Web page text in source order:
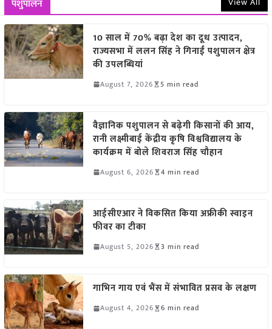
पशुपालन
10 साल में 70% बढ़ा देश का दूध उत्पादन,
राज्यसभा में ललन सिंह ने गिनाईं पशुपालन क्षेत्र
की उपलब्धियां
August 7, 2026 5 min read
वैज्ञानिक पशुपालन से बढ़ेगी किसानों की आय,
रानी लक्ष्मीबाई केंद्रीय कृषि विश्वविद्यालय के
कार्यक्रम में बोले शिवराज सिंह चौहान
August 6, 2026 4 min read
आईसीएआर ने विकसित किया अफ्रीकी स्वाइन
फीवर का टीका
August 5, 2026 3 min read
गाभिन गाय एवं भैंस में संभावित प्रसव के लक्षण
August 4, 2026 6 min read